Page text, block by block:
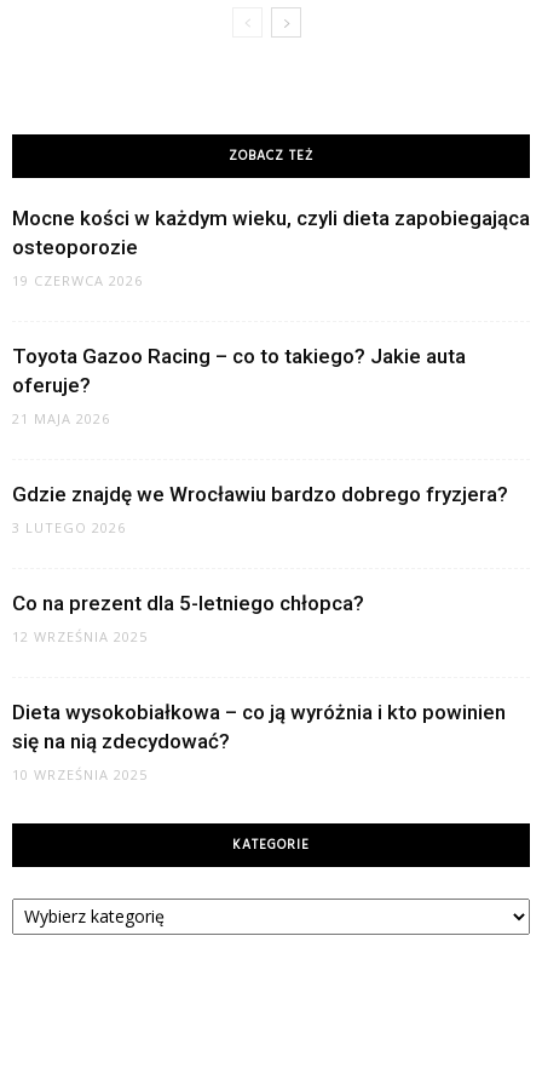
ZOBACZ TEŻ
Mocne kości w każdym wieku, czyli dieta zapobiegająca
osteoporozie
19 CZERWCA 2026
Toyota Gazoo Racing – co to takiego? Jakie auta
oferuje?
21 MAJA 2026
Gdzie znajdę we Wrocławiu bardzo dobrego fryzjera?
3 LUTEGO 2026
Co na prezent dla 5-letniego chłopca?
12 WRZEŚNIA 2025
Dieta wysokobiałkowa – co ją wyróżnia i kto powinien
się na nią zdecydować?
10 WRZEŚNIA 2025
KATEGORIE
Kategorie